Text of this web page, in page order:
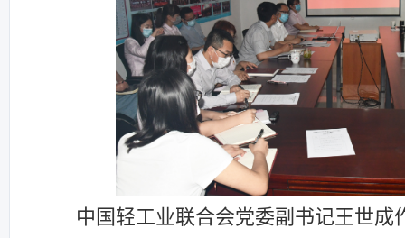
中国轻工业联合会党委副书记王世成